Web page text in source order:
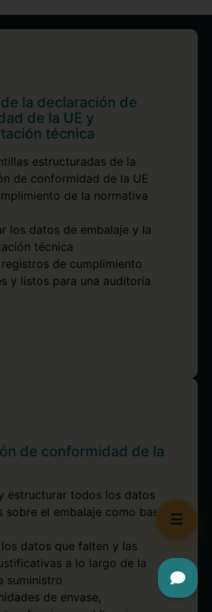
☰
la declaración de
de la UE y
técnica
estructuradas de la
de conformidad de la UE
de la normativa
los datos de embalaje y la
técnica
de cumplimiento
y listos para una auditoría
de conformidad de la
estructurar todos los datos
sobre el embalaje como base
datos que falten y las
a lo largo de la
suministro
de envase,